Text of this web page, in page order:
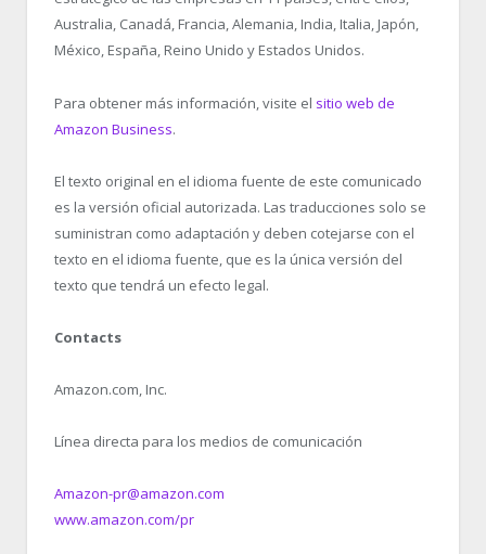
Australia, Canadá, Francia, Alemania, India, Italia, Japón,
México, España, Reino Unido y Estados Unidos.
Para obtener más información, visite el sitio web de
Amazon Business.
El texto original en el idioma fuente de este comunicado
es la versión oficial autorizada. Las traducciones solo se
suministran como adaptación y deben cotejarse con el
texto en el idioma fuente, que es la única versión del
texto que tendrá un efecto legal.
Contacts
Amazon.com, Inc.
Línea directa para los medios de comunicación
Amazon-pr@amazon.com
www.amazon.com/pr